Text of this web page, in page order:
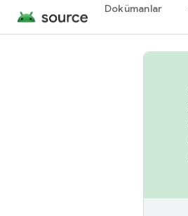
Dokümanlar